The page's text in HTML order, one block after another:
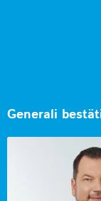
Generali